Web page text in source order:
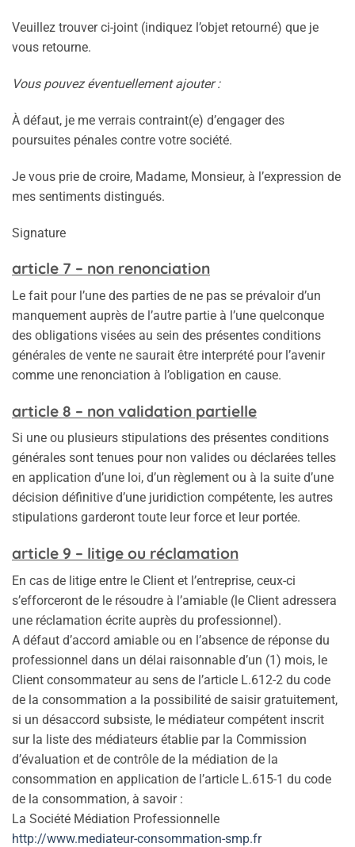
Veuillez trouver ci-joint (indiquez l’objet retourné) que je
vous retourne.
Vous pouvez éventuellement ajouter :
À défaut, je me verrais contraint(e) d’engager des
poursuites pénales contre votre société.
Je vous prie de croire, Madame, Monsieur, à l’expression de
mes sentiments distingués.
Signature
article 7 – non renonciation
Le fait pour l’une des parties de ne pas se prévaloir d’un
manquement auprès de l’autre partie à l’une quelconque
des obligations visées au sein des présentes conditions
générales de vente ne saurait être interprété pour l’avenir
comme une renonciation à l’obligation en cause.
article 8 – non validation partielle
Si une ou plusieurs stipulations des présentes conditions
générales sont tenues pour non valides ou déclarées telles
en application d’une loi, d’un règlement ou à la suite d’une
décision définitive d’une juridiction compétente, les autres
stipulations garderont toute leur force et leur portée.
article 9 – litige ou réclamation
En cas de litige entre le Client et l’entreprise, ceux-ci
s’efforceront de le résoudre à l’amiable (le Client adressera
une réclamation écrite auprès du professionnel).
A défaut d’accord amiable ou en l’absence de réponse du
professionnel dans un délai raisonnable d’un (1) mois, le
Client consommateur au sens de l’article L.612-2 du code
de la consommation a la possibilité de saisir gratuitement,
si un désaccord subsiste, le médiateur compétent inscrit
sur la liste des médiateurs établie par la Commission
d’évaluation et de contrôle de la médiation de la
consommation en application de l’article L.615-1 du code
de la consommation, à savoir :
La Société Médiation Professionnelle
http://www.mediateur-consommation-smp.fr